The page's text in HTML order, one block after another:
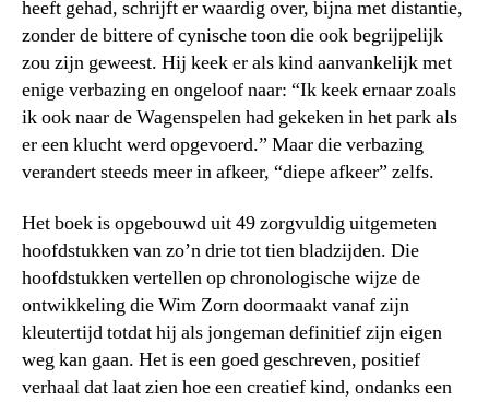
heeft gehad, schrijft er waardig over, bijna met distantie,
zonder de bittere of cynische toon die ook begrijpelijk
zou zijn geweest. Hij keek er als kind aanvankelijk met
enige verbazing en ongeloof naar: “Ik keek ernaar zoals
ik ook naar de Wagenspelen had gekeken in het park als
er een klucht werd opgevoerd.” Maar die verbazing
verandert steeds meer in afkeer, “diepe afkeer” zelfs.
Het boek is opgebouwd uit 49 zorgvuldig uitgemeten
hoofdstukken van zo’n drie tot tien bladzijden. Die
hoofdstukken vertellen op chronologische wijze de
ontwikkeling die Wim Zorn doormaakt vanaf zijn
kleutertijd totdat hij als jongeman definitief zijn eigen
weg kan gaan. Het is een goed geschreven, positief
verhaal dat laat zien hoe een creatief kind, ondanks een